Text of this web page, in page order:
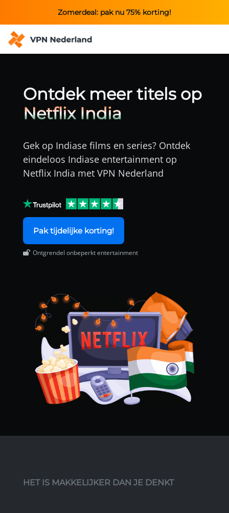
Zomerdeal: pak nu 75% korting!
Ontdek meer titels op
Netflix India
Gek op Indiase films en series? Ontdek
eindeloos Indiase entertainment op
Netflix India met VPN Nederland
Pak tijdelijke korting!
Ontgrendel onbeperkt entertainment
HET IS MAKKELIJKER DAN JE DENKT